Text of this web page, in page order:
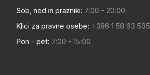
Sob, ned in prazniki: 7:00 - 20:00
Klici za pravne osebe: +386 1 58 63 535
Pon - pet: 7:00 - 15:00